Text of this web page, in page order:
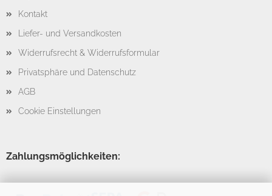
Kontakt
Liefer- und Versandkosten
Widerrufsrecht & Widerrufsformular
Privatsphäre und Datenschutz
AGB
Cookie Einstellungen
Zahlungsmöglichkeiten: